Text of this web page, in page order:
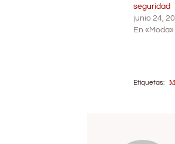
seguridad
junio 24,
En «Moda»
Etiquetas: